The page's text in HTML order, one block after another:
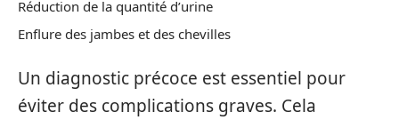
Réduction de la quantité d’urine
Enflure des jambes et des chevilles
Un diagnostic précoce est essentiel pour
éviter des complications graves. Cela